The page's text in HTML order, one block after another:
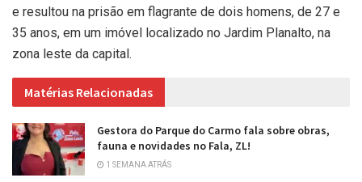
e resultou na prisão em flagrante de dois homens, de 27 e
35 anos, em um imóvel localizado no Jardim Planalto, na
zona leste da capital.
Matérias Relacionadas
Gestora do Parque do Carmo fala sobre obras,
fauna e novidades no Fala, ZL!
1 SEMANA ATRÁS